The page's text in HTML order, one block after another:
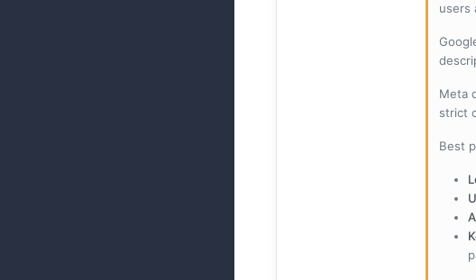
users
Meta
strict
Best